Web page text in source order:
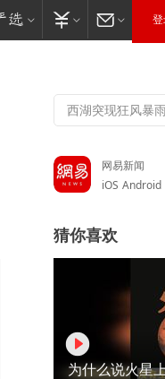
网易新闻
iOS Android
猜你喜欢
为什么说火星